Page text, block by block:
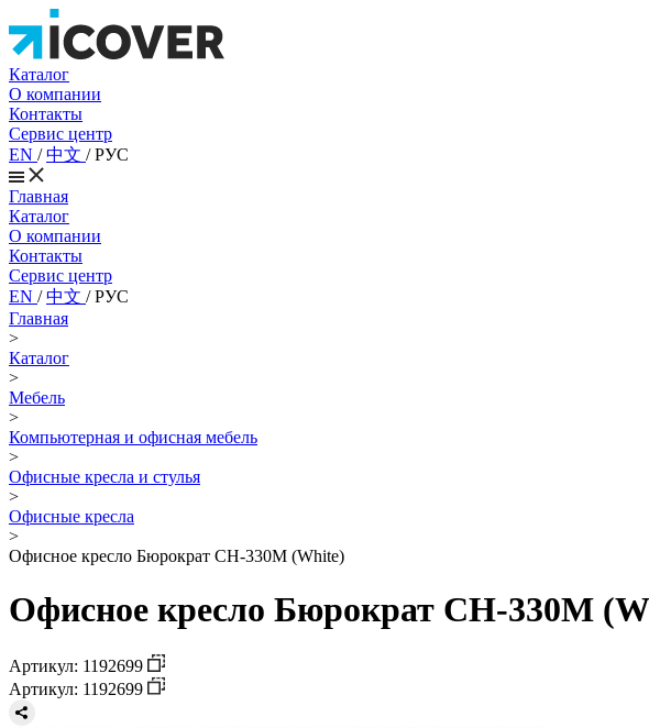
Каталог
О компании
Контакты
Сервис центр
EN /中文 /РУС
Главная
Каталог
О компании
Контакты
Сервис центр
EN /中文 /РУС
Главная
>
Каталог
>
Мебель
>
Компьютерная и офисная мебель
>
Офисные кресла и стулья
>
Офисные кресла
>
Офисное кресло Бюрократ CH-330M (White)
Офисное кресло Бюрократ CH-330M
Артикул: 1192699
Артикул: 1192699